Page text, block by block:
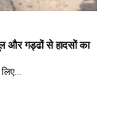
और गड्ढों से हादसों का